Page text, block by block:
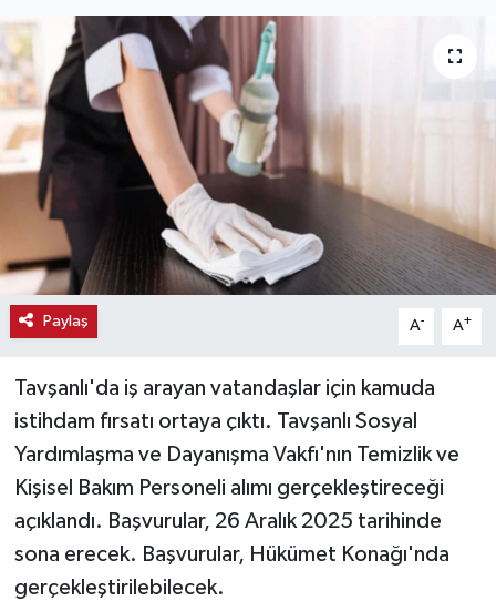
Paylaş A- A+
Tavşanlı'da iş arayan vatandaşlar için kamuda
istihdam fırsatı ortaya çıktı. Tavşanlı Sosyal
Yardımlaşma ve Dayanışma Vakfı'nın Temizlik ve
Kişisel Bakım Personeli alımı gerçekleştireceği
açıklandı. Başvurular, 26 Aralık 2025 tarihinde
sona erecek. Başvurular, Hükümet Konağı'nda
gerçekleştirilebilecek.
Gündem
Haber İlanlar
Kültür-Sanat
Magazin
Seri İlan
Siyaset
Spor